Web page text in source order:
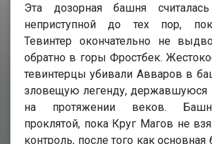
Эта дозорная башня считалась
неприступной до тех пор,
Тевинтер окончательно не
обратно в горы Фростбек.
тевинтерцы убивали Авваров в
зловещую легенду,
на протяжении веков.
проклятой, пока Круг Магов не
контроль, после того как